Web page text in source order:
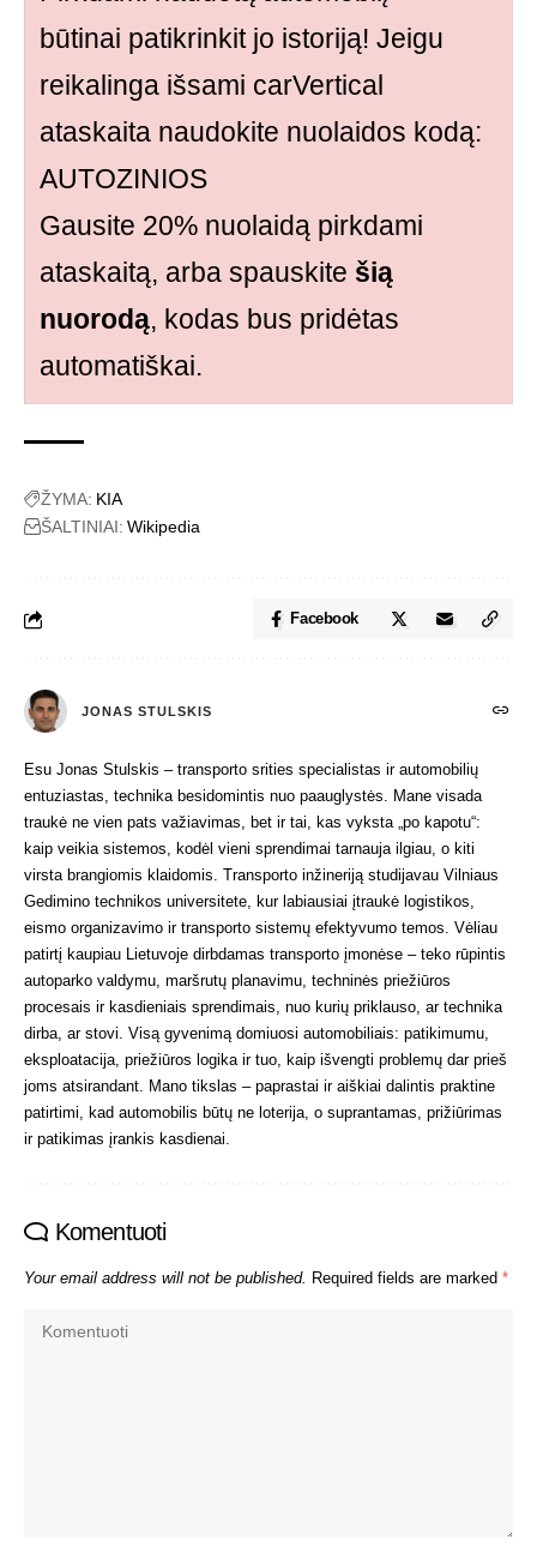
būtinai patikrinkit jo istoriją! Jeigu
reikalinga išsami carVertical
ataskaita naudokite nuolaidos kodą:
AUTOZINIOS
Gausite 20% nuolaidą pirkdami
ataskaitą, arba spauskite šią
nuorodą, kodas bus pridėtas
automatiškai.
ŽYMA: KIA
ŠALTINIAI: Wikipedia
Facebook
JONAS STULSKIS
Esu Jonas Stulskis – transporto srities specialistas ir automobilių
entuziastas, technika besidomintis nuo paauglystės. Mane visada
traukė ne vien pats važiavimas, bet ir tai, kas vyksta „po kapotu“:
kaip veikia sistemos, kodėl vieni sprendimai tarnauja ilgiau, o kiti
virsta brangiomis klaidomis. Transporto inžineriją studijavau Vilniaus
Gedimino technikos universitete, kur labiausiai įtraukė logistikos,
eismo organizavimo ir transporto sistemų efektyvumo temos. Vėliau
patirtį kaupiau Lietuvoje dirbdamas transporto įmonėse – teko rūpintis
autoparko valdymu, maršrutų planavimu, techninės priežiūros
procesais ir kasdieniais sprendimais, nuo kurių priklauso, ar technika
dirba, ar stovi. Visą gyvenimą domiuosi automobiliais: patikimumu,
eksploatacija, priežiūros logika ir tuo, kaip išvengti problemų dar prieš
joms atsirandant. Mano tikslas – paprastai ir aiškiai dalintis praktine
patirtimi, kad automobilis būtų ne loterija, o suprantamas, prižiūrimas
ir patikimas įrankis kasdienai.
Komentuoti
Your email address will not be published. Required fields are marked *